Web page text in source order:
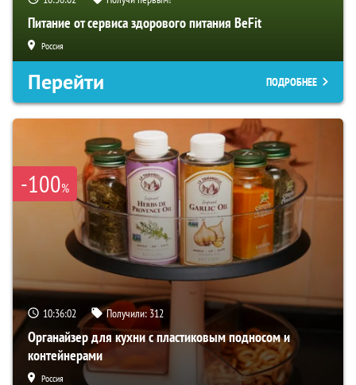
Питание от сервиса здорового питания BeFit
Россия
Перейти ПОДРОБНЕЕ
-100%
10:36:00 Получили: 312
Органайзер для кухни с пластиковым подносом и
контейнерами
Россия